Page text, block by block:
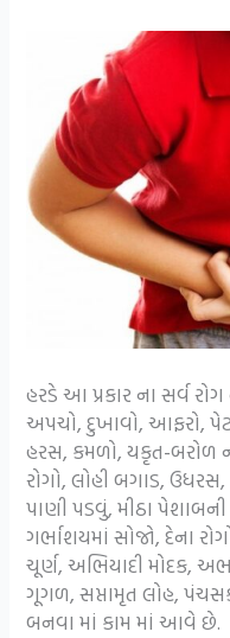
હરડે આ પ્રકાર ના સર્વ
અપચો, દુખાવો, આફરો,
હરસ, કમળો, યકૃત-બરોળ
રોગો, લોહી બગાડ,
પાણી પડવું, મીઠા
ગર્ભાશયમાં સોજો, દેના
ચૂર્ણ, અભિયાદી મોદક,
ગૂગળ, સપ્તામૃત લોહ,
બનવા માં કામ માં આવે છે.